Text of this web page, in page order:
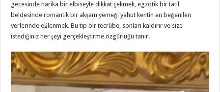
gecesinde harika bir elbiseyle dikkat çekmek, egzotik bir tatil
beldesinde romantik bir akşam yemeği yahut kentin en beğenilen
yerlerinde eğlenmek. Bu tıp bir tecrübe, sonları kaldırır ve size
istediğiniz her şeyi gerçekleştirme özgürlüğü tanır.